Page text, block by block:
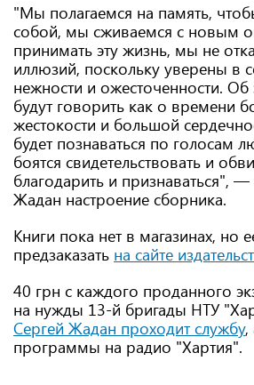
"Мы полагаемся на память,
собой, мы сживаемся с новым
принимать эту жизнь, мы не
иллюзий, поскольку уверены в
нежности и ожесточенности.
будут говорить как о времени
жестокости и большой
будет познаваться по голосам
боятся свидетельствовать и
благодарить и признаваться",
Жадан настроение сборника.
Книги пока нет в магазинах, но
предзаказать на сайте
40 грн с каждого проданного
на нужды 13-й бригады НТУ
Сергей Жадан проходит службу,
программы на радио "Хартия".